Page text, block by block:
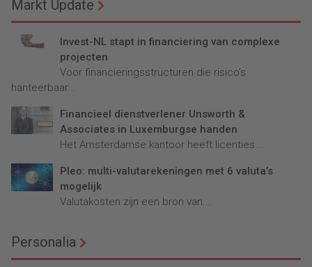
Markt Update
Invest-NL stapt in financiering van complexe
projecten
Voor financieringsstructuren die risico’s
hanteerbaar...
Financieel dienstverlener Unsworth &
Associates in Luxemburgse handen
Het Amsterdamse kantoor heeft licenties...
Pleo: multi-valutarekeningen met 6 valuta’s
mogelijk
Valutakosten zijn een bron van...
Personalia